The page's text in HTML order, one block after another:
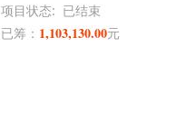
项目状态: 已结束
已筹： 1,103,130.00元